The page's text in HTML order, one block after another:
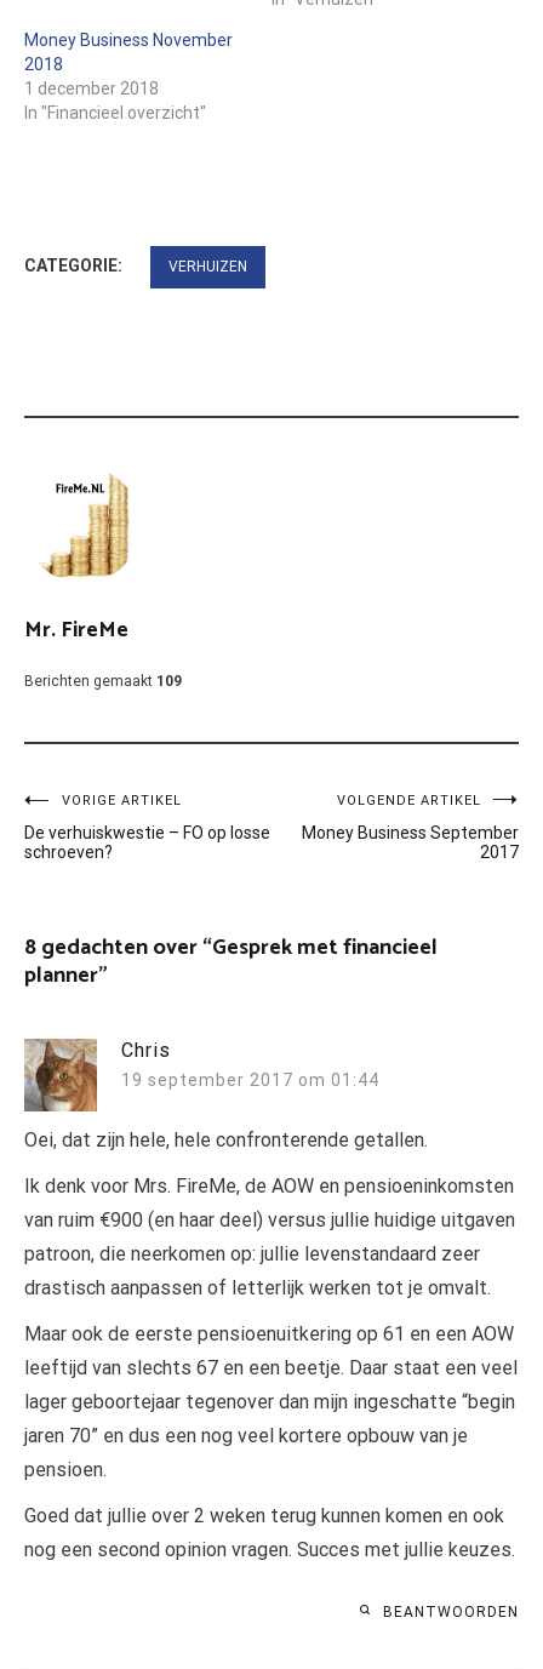
Money Business November
2018
1 december 2018
In "Financieel overzicht"
CATEGORIE: VERHUIZEN
Mr. FireMe
Berichten gemaakt 109
Bericht
navigatie
VORIGE ARTIKEL
De verhuiskwestie – FO op losse
schroeven?
VOLGENDE ARTIKEL
Money Business September
2017
8 gedachten over “Gesprek met financieel
planner”
Chris
19 september 2017 om 01:44
Oei, dat zijn hele, hele confronterende getallen.
Ik denk voor Mrs. FireMe, de AOW en pensioeninkomsten
van ruim €900 (en haar deel) versus jullie huidige uitgaven
patroon, die neerkomen op: jullie levenstandaard zeer
drastisch aanpassen of letterlijk werken tot je omvalt.
Maar ook de eerste pensioenuitkering op 61 en een AOW
leeftijd van slechts 67 en een beetje. Daar staat een veel
lager geboortejaar tegenover dan mijn ingeschatte “begin
jaren 70” en dus een nog veel kortere opbouw van je
pensioen.
Goed dat jullie over 2 weken terug kunnen komen en ook
nog een second opinion vragen. Succes met jullie keuzes.
BEANTWOORDEN